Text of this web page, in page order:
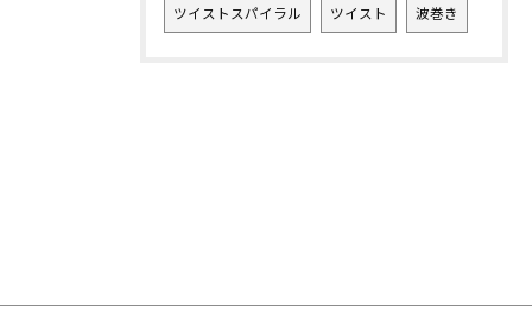
ツイストスパイラル ツイスト 波巻き